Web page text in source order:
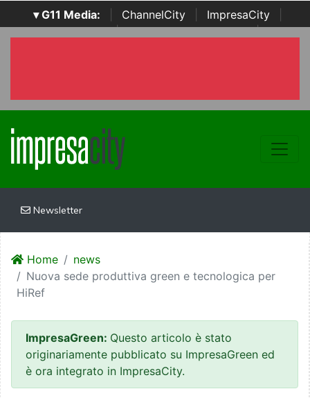
▾ G11 Media: ChannelCity ImpresaCity
SecurityOpenLab | Italian Channel Awards | Italian
Newsletter
Home
news
Nuova sede produttiva green e tecnologica per
HiRef
ImpresaGreen: Questo articolo è stato
originariamente pubblicato su ImpresaGreen ed
è ora integrato in ImpresaCity.